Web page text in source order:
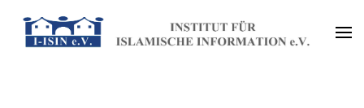
Zum
Inhalt